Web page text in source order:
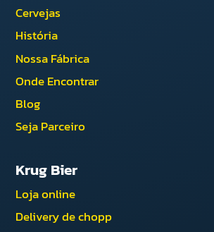
Cervejas
História
Nossa Fábrica
Onde Encontrar
Blog
Seja Parceiro
Krug Bier
Loja online
Delivery de chopp